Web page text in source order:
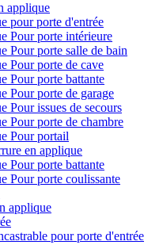
applique
pour porte d'entrée
Pour porte intérieure
Pour porte salle de bain
Pour porte de cave
Pour porte battante
Pour porte de garage
Pour issues de secours
Pour porte de chambre
Pour portail
en applique
Pour porte battante
Pour porte coulissante
applique
pour porte d'entrée